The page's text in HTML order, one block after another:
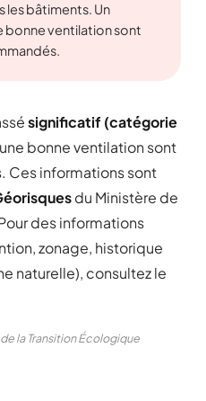
les bâtiments. Un
bonne ventilation sont
significatif (catégorie
bonne ventilation sont
Ces informations sont
du Ministère de
des informations
zonage, historique
naturelle), consultez le
la Transition Écologique